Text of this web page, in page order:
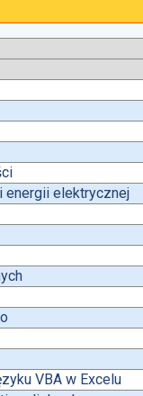
energii elektrycznej
VBA w Excelu